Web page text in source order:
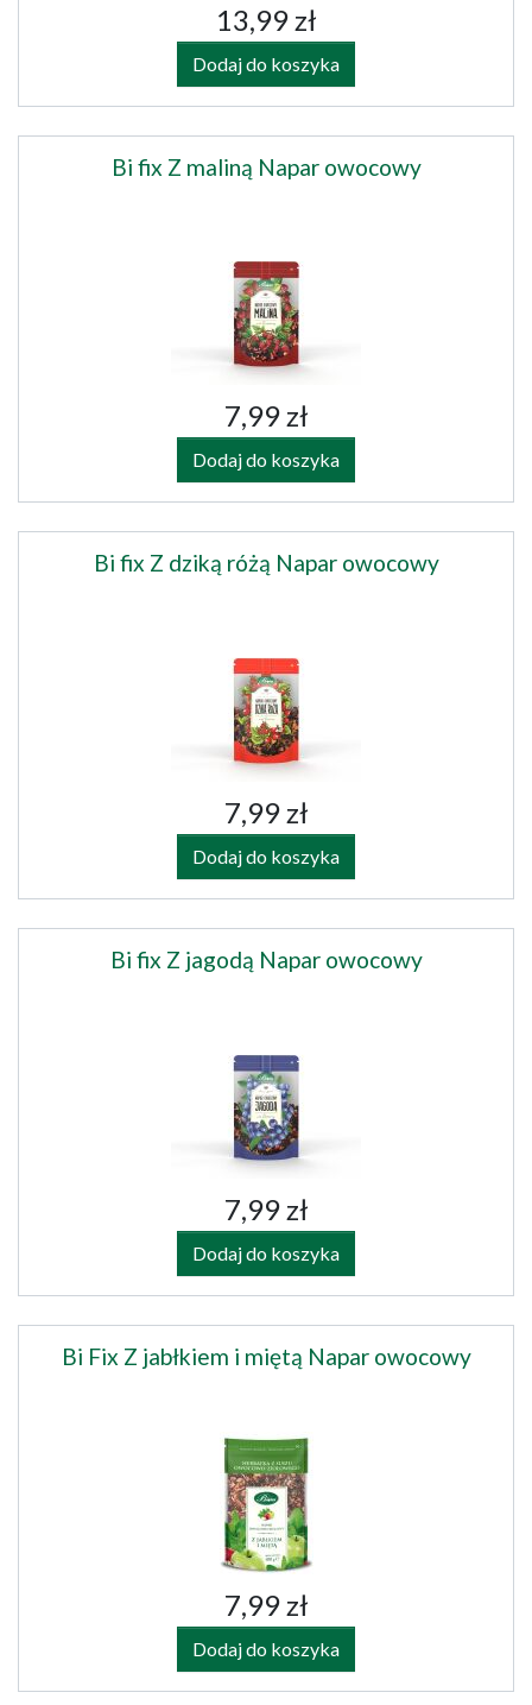
13,99 zł
Dodaj do koszyka
Bi fix Z maliną Napar owocowy
7,99 zł
Dodaj do koszyka
Bi fix Z dziką różą Napar owocowy
7,99 zł
Dodaj do koszyka
Bi fix Z jagodą Napar owocowy
7,99 zł
Dodaj do koszyka
Bi Fix Z jabłkiem i miętą Napar owocowy
7,99 zł
Dodaj do koszyka